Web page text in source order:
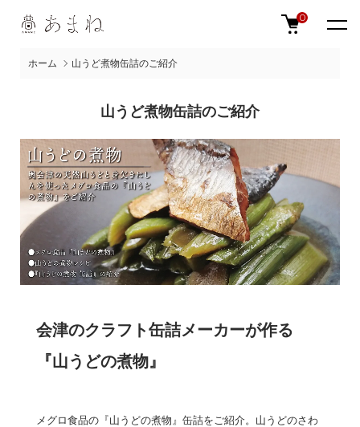
0
ホーム 山うど煮物缶詰のご紹介
山うど煮物缶詰のご紹介
会津のクラフト缶詰メーカーが作る
『山うどの煮物』
メグロ食品の『山うどの煮物』缶詰をご紹介。山うどのさわ